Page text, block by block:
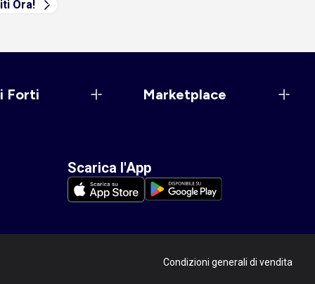
Ora!
Forti Marketplace
Scarica l'App
Condizioni generali di vendita